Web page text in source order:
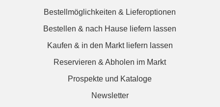
Bestellmöglichkeiten & Lieferoptionen
Bestellen & nach Hause liefern lassen
Kaufen & in den Markt liefern lassen
Reservieren & Abholen im Markt
Prospekte und Kataloge
Newsletter